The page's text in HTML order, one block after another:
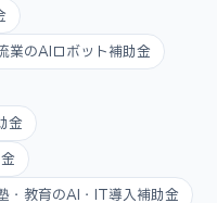
業のAIロボット補助金
金
・教育のAI・IT導入補助金